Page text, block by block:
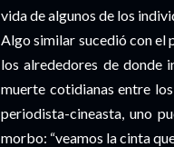
vida de algunos de los
Algo similar sucedió con el
los alrededores de donde
muerte cotidianas entre
periodista-cineasta, uno
morbo: “veamos la cinta